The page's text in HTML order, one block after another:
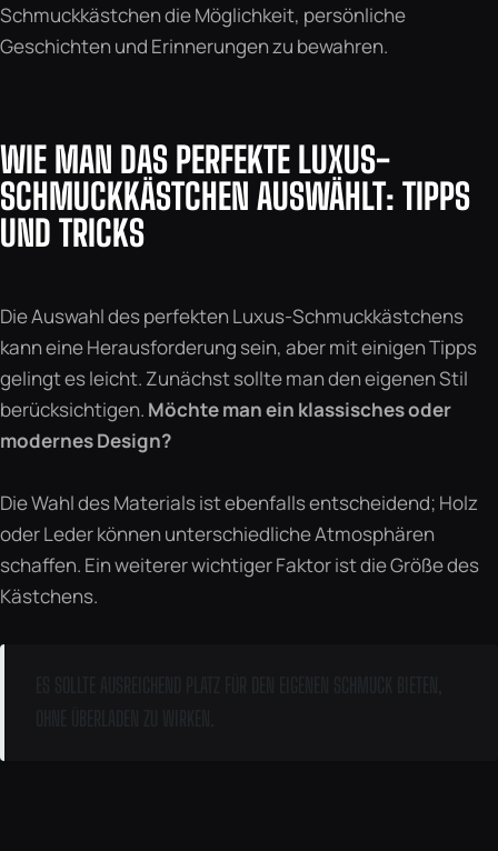
Schmuckkästchen die Möglichkeit, persönliche
Geschichten und Erinnerungen zu bewahren.
WIE MAN DAS PERFEKTE LUXUS-
SCHMUCKKÄSTCHEN AUSWÄHLT: TIPPS
UND TRICKS
Die Auswahl des perfekten Luxus-Schmuckkästchens
kann eine Herausforderung sein, aber mit einigen Tipps
gelingt es leicht. Zunächst sollte man den eigenen Stil
berücksichtigen. Möchte man ein klassisches oder
modernes Design?
Die Wahl des Materials ist ebenfalls entscheidend; Holz
oder Leder können unterschiedliche Atmosphären
schaffen. Ein weiterer wichtiger Faktor ist die Größe des
Kästchens.